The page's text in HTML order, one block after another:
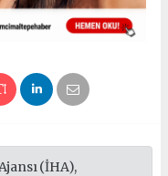
(İHA),